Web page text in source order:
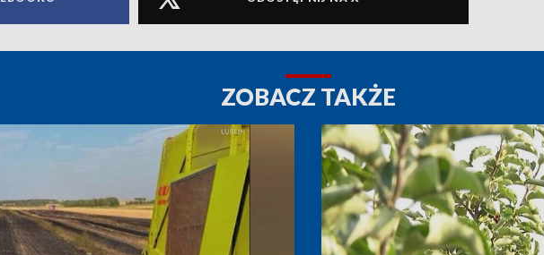
ZOBACZ TAKŻE